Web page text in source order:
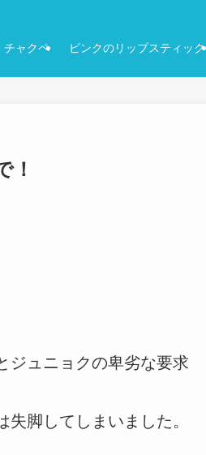
チャクペ ピンクのリップスティック
！
ジュニョクの卑劣な要求
脚してしまいました。